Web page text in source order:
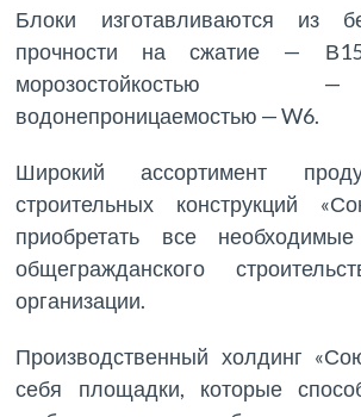
Блоки изготавливаются из
прочности на сжатие —
водонепроницаемостью — W6.
Широкий ассортимент
строительных конструкций
приобретать все
общегражданского
организации.
Производственный холдинг
себя площадки, которые